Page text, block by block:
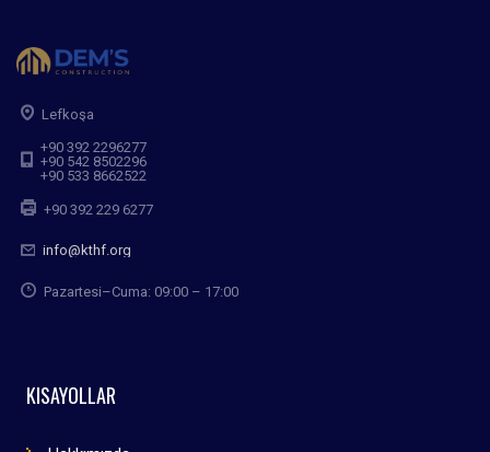
Lefkoşa
+90 392 2296277
+90 542 8502296
+90 533 8662522
+90 392 229 6277
info@kthf.org
Pazartesi–Cuma: 09:00 – 17:00
KISAYOLLAR